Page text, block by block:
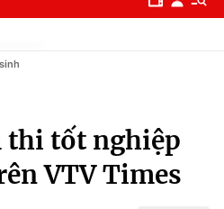
thi tốt nghiệp
VTV Times